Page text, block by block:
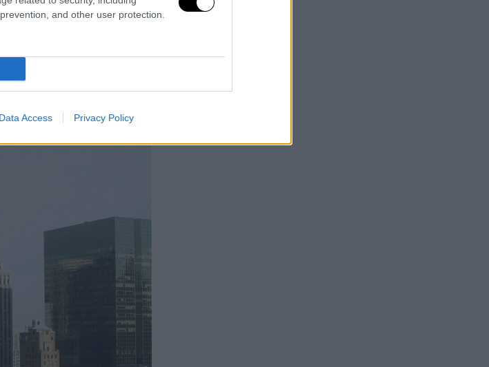
and other user protection.
Data Access Privacy Policy